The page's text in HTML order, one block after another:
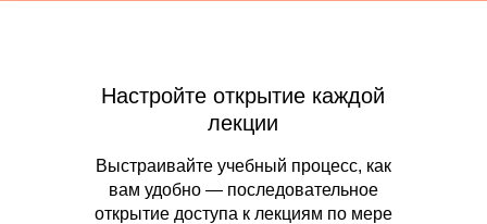
Настройте открытие каждой
лекции
Выстраивайте учебный процесс, как
вам удобно — последовательное
открытие доступа к лекциям по мере